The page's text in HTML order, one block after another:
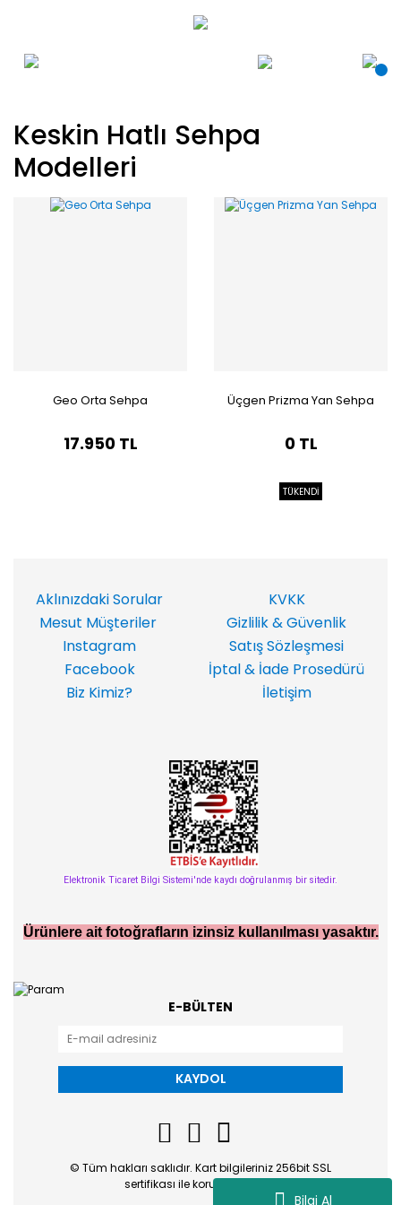
Bilgi Al
Keskin Hatlı Sehpa
Modelleri
Geo Orta Sehpa
17.950 TL
Üçgen Prizma Yan Sehpa
0 TL
TÜKENDİ
Aklınızdaki Sorular
KVKK
Mesut Müşteriler
Gizlilik & Güvenlik
Instagram
Satış Sözleşmesi
Facebook
İptal & İade Prosedürü
Biz Kimiz?
İletişim
Elektronik Ticaret Bilgi Sistemi'nde kaydı doğrulanmış bir sitedir.
Ürünlere ait fotoğrafların izinsiz kullanılması yasaktır.
E-BÜLTEN
KAYDOL
© Tüm hakları saklıdır. Kart bilgileriniz 256bit SSL
sertifikası ile korunmaktadır.